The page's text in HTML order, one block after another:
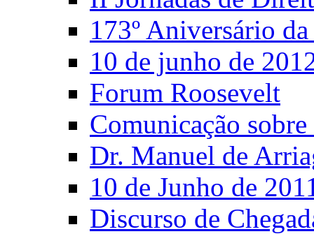
173º Aniversário
10 de junho de
Forum Roosevelt
Comunicação
Dr. Manuel de
10 de Junho de
Discurso de